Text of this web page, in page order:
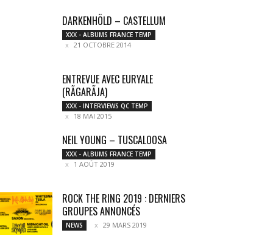
DARKENHÖLD – CASTELLUM
XXX - ALBUMS FRANCE TEMP
21 OCTOBRE 2014
ENTREVUE AVEC EURYALE
(RÃGARÃJA)
XXX - INTERVIEWS QC TEMP
18 MAI 2015
NEIL YOUNG – TUSCALOOSA
XXX - ALBUMS FRANCE TEMP
1 AOÛT 2019
ROCK THE RING 2019 : DERNIERS
GROUPES ANNONCÉS
NEWS 29 MARS 2019